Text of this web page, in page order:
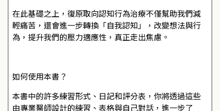
在此基礎之上，復原取向認知行為治療不僅幫助我們減
輕痛苦，還會進一步轉換「自我認知」，改變想法與行
為，提升我們的壓力適應性，真正走出焦慮。
如何使用本書？
本書中的許多練習形式、日記和評分表，你將透過這些
由專業醫師設計的練習、表格與自己對話，進一步了